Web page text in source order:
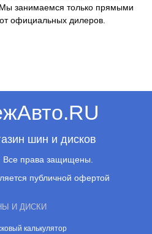
занимаемся только прямыми
официальных дилеров.
шин и дисков
Все права защищены.
публичной офертой
И ДИСКИ
калькулятор